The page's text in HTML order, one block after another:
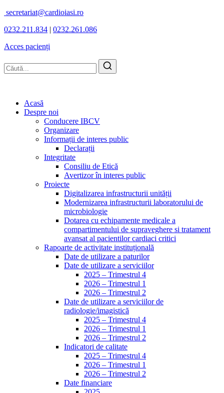
secretariat@cardioiasi.ro
0232.211.834 | 0232.261.086
Acces pacienți
Acasă
Despre noi
Conducere IBCV
Organizare
Informații de interes public
Declarații
Integritate
Consiliu de Etică
Avertizor în interes public
Proiecte
Digitalizarea infrastructurii unității
Modernizarea infrastructurii laboratorului de
microbiologie
Dotarea cu echipamente medicale a
compartimentului de supraveghere si tratament
avansat al pacientilor cardiaci critici
Rapoarte de activitate instituțională
Date de utilizare a paturilor
Date de utilizare a serviciilor
2025 – Trimestrul 4
2026 – Trimestrul 1
2026 – Trimestrul 2
Date de utilizare a serviciilor de
radiologie/imagistică
2025 – Trimestrul 4
2026 – Trimestrul 1
2026 – Trimestrul 2
Indicatori de calitate
2025 – Trimestrul 4
2026 – Trimestrul 1
2026 – Trimestrul 2
Date financiare